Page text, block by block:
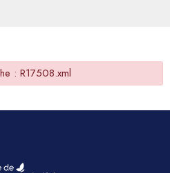
: R17508.xml